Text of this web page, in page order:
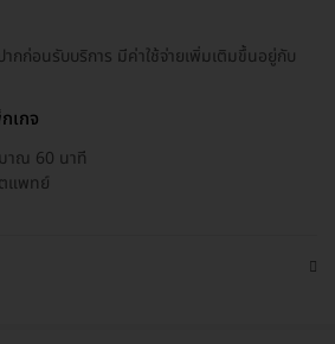
กก่อนรับบริการ มีค่าใช้จ่ายเพิ่มเติมขึ้นอยู่กับ
เกจ
มาณ 60 นาที
แพทย์